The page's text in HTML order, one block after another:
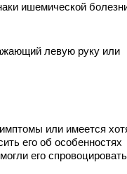
ишемической
левую руку или
или имеется
его об особенностях
его